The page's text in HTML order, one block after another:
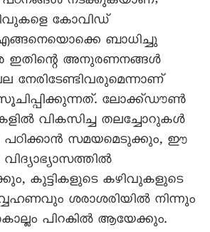
കോവിഡ്
ബാധിച്ചു
ഇതിന്റെ അനുരണനങ്ങൾ
നേരിടേണ്ടിവരുമെന്നാണ്
ലോക്ക്ഡൗൺ
വികസിച്ച തലച്ചോറുകൾ
പഠിക്കാൻ സമയമെടുക്കും, ഈ
കുട്ടികളുടെ കഴിവുകളുടെ
ശരാശരിയിൽ നിന്നും
പിറകിൽ ആയേക്കും.